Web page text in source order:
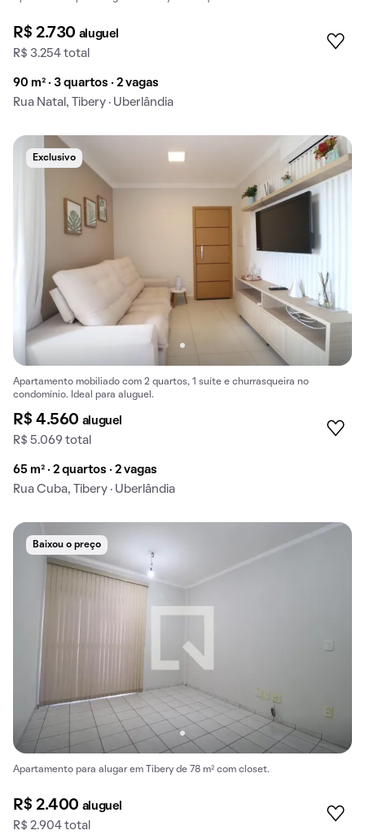
R$ 2.730 aluguel
R$ 3.254 total
90 m² · 3 quartos · 2 vagas
Rua Natal, Tibery · Uberlândia
Exclusivo
Apartamento mobiliado com 2 quartos, 1 suíte e churrasqueira no
condomínio. Ideal para aluguel.
R$ 4.560 aluguel
R$ 5.069 total
65 m² · 2 quartos · 2 vagas
Rua Cuba, Tibery · Uberlândia
Baixou o preço
Apartamento para alugar em Tibery de 78 m² com closet.
R$ 2.400 aluguel
R$ 2.904 total